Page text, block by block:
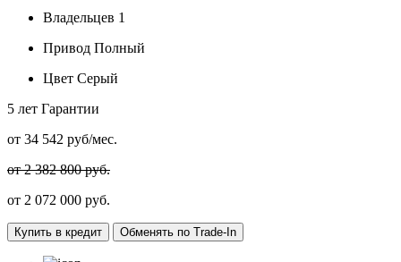
Владельцев 1
Привод Полный
Цвет Серый
5 лет Гарантии
от 34 542 руб/мес.
от 2 382 800 руб.
от 2 072 000 руб.
Купить в кредит Обменять по Trade-In